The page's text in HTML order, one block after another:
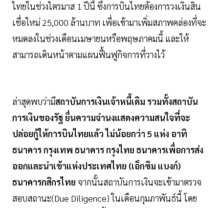
ไทยในช่วงไตรมาส 1 ปีนี้ ซึ่งการบินไทยต้องการวงเงินสิน
เชื่อใหม่ 25,000 ล้านบาท เพื่อเข้ามาเพิ่มสภาพคล่องที่จะ
หมดลงในช่วงเดือนเมษายนหรือพฤษภาคมนี้ และให้
สามารถเดินหน้าตามแผนฟื้นฟูกิจการที่วางไว้
ล่าสุดพบว่ามีสถาบันการเงินเจ้าหนี้เดิม รวมทั้งสถาบัน
การเงินของรัฐ ยื่นความจำนงแสดงความสนใจที่จะ
ปล่อยกู้ให้การบินไทยแล้ว ไม่น้อยกว่า 5 แห่ง อาทิ
ธนาคาร กรุงเทพ ธนาคาร กรุงไทย ธนาคารเพื่อการส่ง
ออกและนำเข้าแห่งประเทศไทย (เอ็กซิม แบงก์)
ธนาคารกสิกรไทย จากนั้นสถาบันการเงินจะเข้ามาตรวจ
สอบสถานะ(Due Diligence) ในเดือนกุมภาพันธ์นี้ โดย